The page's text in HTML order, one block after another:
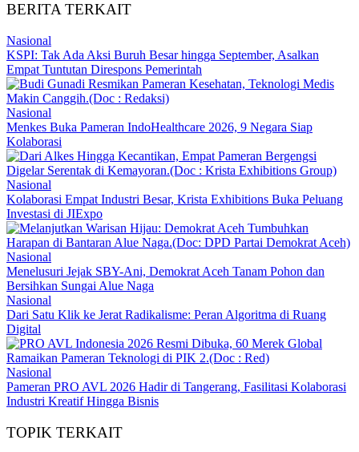
BERITA TERKAIT
Nasional
KSPI: Tak Ada Aksi Buruh Besar hingga September, Asalkan
Empat Tuntutan Direspons Pemerintah
Nasional
Menkes Buka Pameran IndoHealthcare 2026, 9 Negara Siap
Kolaborasi
Nasional
Kolaborasi Empat Industri Besar, Krista Exhibitions Buka Peluang
Investasi di JIExpo
Nasional
Menelusuri Jejak SBY-Ani, Demokrat Aceh Tanam Pohon dan
Bersihkan Sungai Alue Naga
Nasional
Dari Satu Klik ke Jerat Radikalisme: Peran Algoritma di Ruang
Digital
Nasional
Pameran PRO AVL 2026 Hadir di Tangerang, Fasilitasi Kolaborasi
Industri Kreatif Hingga Bisnis
TOPIK TERKAIT